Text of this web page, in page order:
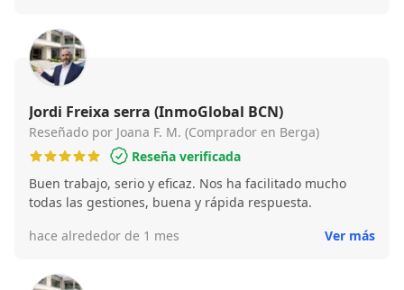
Jordi Freixa serra (InmoGlobal BCN)
Reseñado por Joana F. M. (Comprador en Berga)
Reseña verificada
Buen trabajo, serio y eficaz. Nos ha facilitado mucho
todas las gestiones, buena y rápida respuesta.
hace alrededor de 1 mes
Ver más